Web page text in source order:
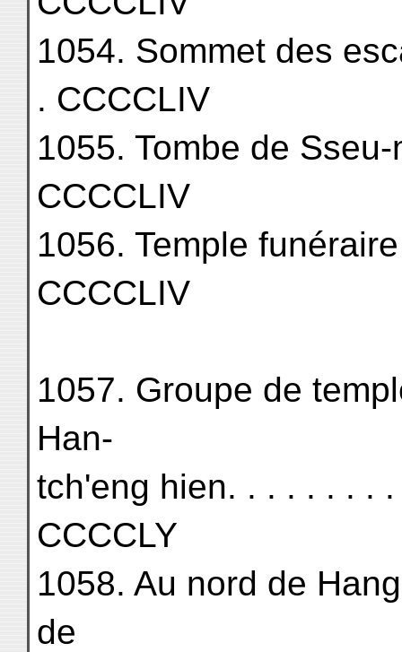
1054. Sommet des
. CCCCLIV
1055. Tombe de
CCCCLIV
1056. Temple
CCCCLIV
1057. Groupe de
Han-
tch'eng hien. . . . . . . .
CCCCLY
1058. Au nord de
de